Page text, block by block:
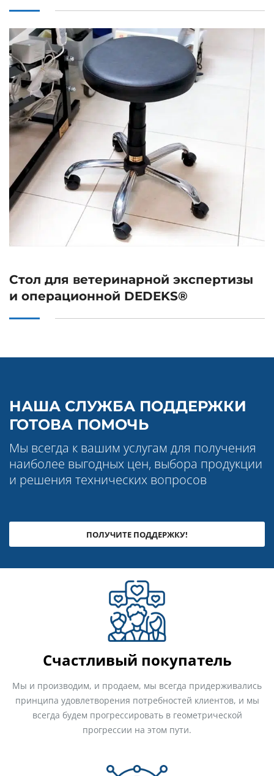
Стол для ветеринарной экспертизы
и операционной DEDEKS®
НАША СЛУЖБА ПОДДЕРЖКИ
ГОТОВА ПОМОЧЬ
Мы всегда к вашим услугам для получения
наиболее выгодных цен, выбора продукции
и решения технических вопросов
ПОЛУЧИТЕ ПОДДЕРЖКУ!
Счастливый покупатель
Мы и производим, и продаем, мы всегда придерживались
принципа удовлетворения потребностей клиентов, и мы
всегда будем прогрессировать в геометрической
прогрессии на этом пути.